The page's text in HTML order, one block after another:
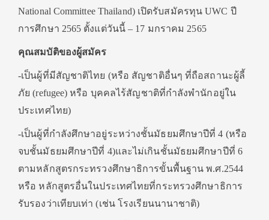
National Committee Thailand) เปิดรับสมัครทุน UWC ปี
การศึกษา 2565 ตั้งแต่วันนี้ – 17 มกราคม 2565
คุณสมบัติของผู้สมัคร
-เป็นผู้ที่มีสัญชาติไทย (หรือ สัญชาติอื่นๆ ที่ถือสถานะผู้ลี้
ภัย (refugee) หรือ บุคคลไร้สัญชาติที่กำลังพำนักอยู่ใน
ประเทศไทย)
-เป็นผู้ที่กำลังศึกษาอยู่ระหว่างชั้นมัธยมศึกษาปีที่ 4 (หรือ
จบชั้นมัธยมศึกษาปีที่ 4)และไม่เกินชั้นมัธยมศึกษาปีที่ 6
ตามหลักสูตรกระทรวงศึกษาธิการขั้นพื้นฐาน พ.ศ.2544
หรือ หลักสูตรอื่นในประเทศไทยที่กระทรวงศึกษาธิการ
รับรองว่าเทียบเท่า (เช่น โรงเรียนนานาชาติ)